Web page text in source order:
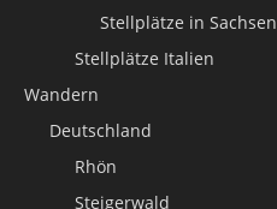
Stellplätze in Sachsen
Stellplätze Italien
Wandern
Deutschland
Rhön
Steigerwald